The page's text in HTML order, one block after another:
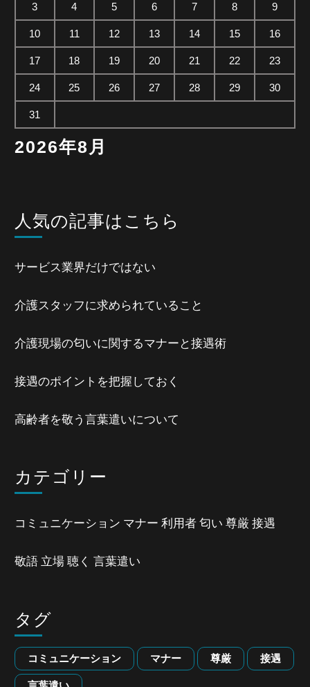
2026年8月
3 4 5 6 7 8 9
10 11 12 13 14 15 16
17 18 19 20 21 22 23
24 25 26 27 28 29 30
31
人気の記事はこちら
サービス業界だけではない
介護スタッフに求められていること
介護現場の匂いに関するマナーと接遇術
接遇のポイントを把握しておく
高齢者を敬う言葉遣いについて
カテゴリー
コミュニケーション マナー 利用者 匂い 尊厳 接遇
敬語 立場 聴く 言葉遣い
タグ
コミュニケーション マナー 尊厳 接遇